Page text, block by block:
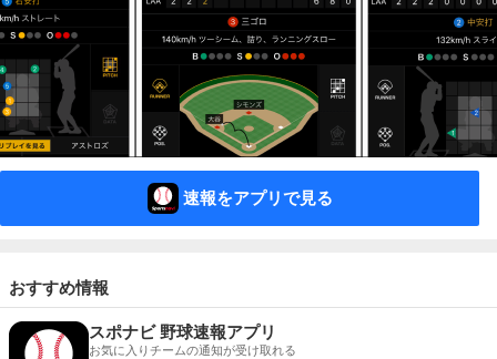
速報をアプリで見る
おすすめ情報
スポナビ 野球速報アプリ
お気に入りチームの通知が受け取れる